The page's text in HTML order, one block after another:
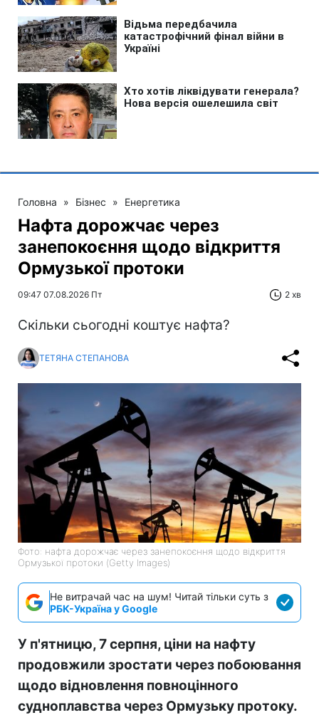
Головна » Бізнес » Енергетика
Нафта дорожчає через
занепокоєння щодо відкриття
Ормузької протоки
09:47 07.08.2026 Пт 2 хв
Скільки сьогодні коштує нафта?
ТЕТЯНА СТЕПАНОВА
Фото: нафта дорожчає через занепокоєння щодо відкриття
Ормузької протоки (Getty Images)
Не витрачай час на шум! Читай тільки суть з
РБК-Україна у Google
У п'ятницю, 7 серпня, ціни на нафту
продовжили зростати через побоювання
щодо відновлення повноцінного
судноплавства через Ормузьку протоку.